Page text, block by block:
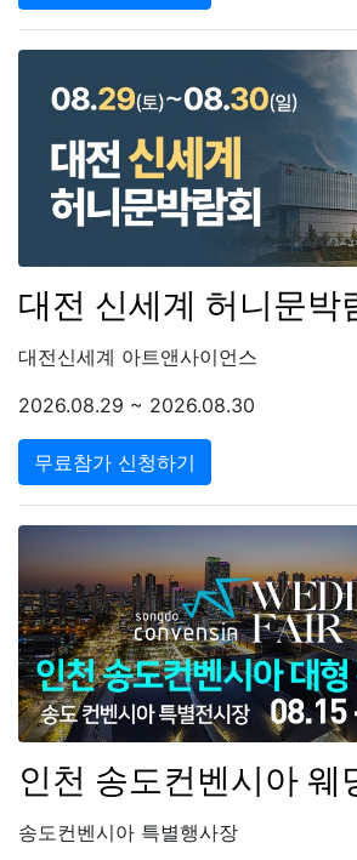
대전 신세계 허니문박
대전신세계 아트앤사이언스
2026.08.29 ~ 2026.08.30
무료참가 신청하기
인천 송도컨벤시아 웨
송도컨벤시아 특별행사장